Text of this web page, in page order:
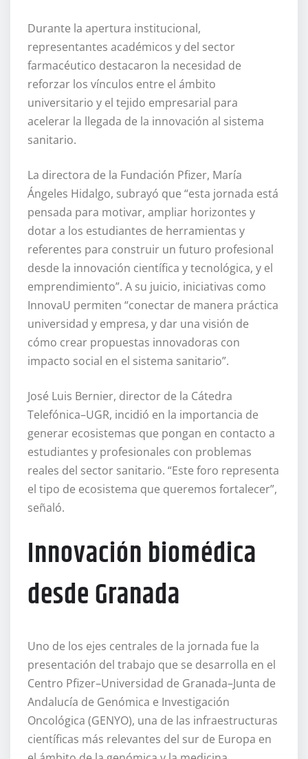
Durante la apertura institucional,
representantes académicos y del sector
farmacéutico destacaron la necesidad de
reforzar los vínculos entre el ámbito
universitario y el tejido empresarial para
acelerar la llegada de la innovación al sistema
sanitario.
La directora de la Fundación Pfizer, María
Ángeles Hidalgo, subrayó que “esta jornada está
pensada para motivar, ampliar horizontes y
dotar a los estudiantes de herramientas y
referentes para construir un futuro profesional
desde la innovación científica y tecnológica, y el
emprendimiento”. A su juicio, iniciativas como
InnovaU permiten “conectar de manera práctica
universidad y empresa, y dar una visión de
cómo crear propuestas innovadoras con
impacto social en el sistema sanitario”.
José Luis Bernier, director de la Cátedra
Telefónica–UGR, incidió en la importancia de
generar ecosistemas que pongan en contacto a
estudiantes y profesionales con problemas
reales del sector sanitario. “Este foro representa
el tipo de ecosistema que queremos fortalecer”,
señaló.
Innovación biomédica
desde Granada
Uno de los ejes centrales de la jornada fue la
presentación del trabajo que se desarrolla en el
Centro Pfizer–Universidad de Granada–Junta de
Andalucía de Genómica e Investigación
Oncológica (GENYO), una de las infraestructuras
científicas más relevantes del sur de Europa en